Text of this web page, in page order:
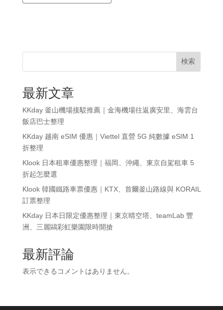
検索
最新文章
KKday 釜山機場接駁推薦｜金海機場往返廣安里、海雲台
飯店巴士整理
KKday 越南 eSIM 優惠｜Viettel 直營 5G 純數據 eSIM 1
折整理
Klook 日本租車優惠整理｜福岡、沖繩、東京自駕租車 5
折起怎麼選
Klook 韓國鐵路車票優惠｜KTX、首爾釜山路線與 KORAIL
訂票整理
KKday 日本日限定優惠整理｜東京晴空塔、teamLab 豐
洲、三麗鷗彩虹樂園限時開搶
最新評論
表示できるコメントはありません。